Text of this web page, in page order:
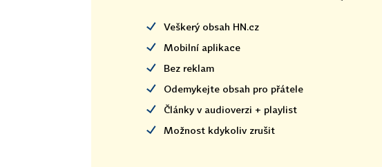
Veškerý obsah HN.cz
Mobilní aplikace
Bez reklam
Odemykejte obsah pro přátele
Články v audioverzi + playlist
Možnost kdykoliv zrušit